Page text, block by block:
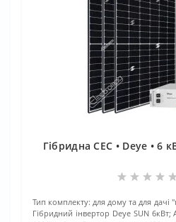
Гібридна СЕС • Deye • 6
Тип комплекту: для дому та для дачі
Гібридний інвертор Deye SUN 6кВт;